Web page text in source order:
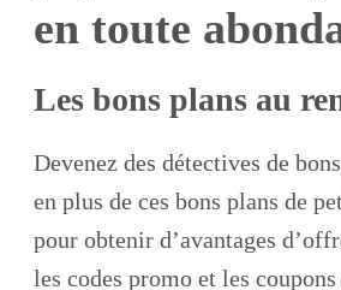
en toute
Les bons plans au
Devenez des détectives de
en plus de ces bons plans de
pour obtenir d’avantages
les codes promo et les